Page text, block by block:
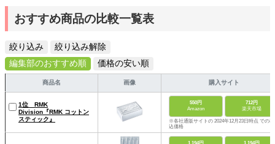
おすすめ商品の比較一覧表
絞り込み
絞り込み解除
編集部のおすすめ順
価格の安い順
商品名 画像 購入サイト
1位 RMK
Division『RMK コットン
スティック』
550円
Amazon
712円
楽天市場
※各社通販サイトの 2024年12月23日時点 での税
込価格